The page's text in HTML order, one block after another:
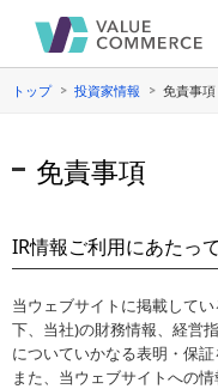
トップ 投資家情報 免責事項
免責事項
IR情報ご利用にあたって
当ウェブサイトに掲載して
下、当社)の財務情報、経営
についていかなる表明・保証
また、当ウェブサイトへの